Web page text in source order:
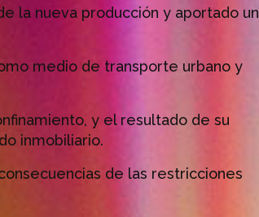
la nueva producción y aportado un
medio de transporte urbano y
y el resultado de su
inmobiliario.
de las restricciones